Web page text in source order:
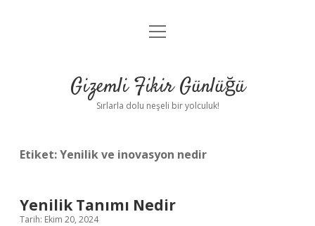
Anasayfa
Yasal Uyarı
menüyü
Gizemli Fikir Günlüğü
Sırlarla dolu neşeli bir yolculuk!
Etiket:Yenilik ve inovasyon nedir
Yenilik Tanımı Nedir
Tarih: Ekim 20, 2024